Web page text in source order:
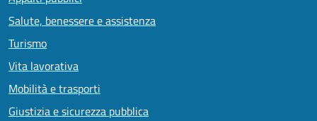
Salute, benessere e assistenza
Turismo
Vita lavorativa
Mobilità e trasporti
Giustizia e sicurezza pubblica